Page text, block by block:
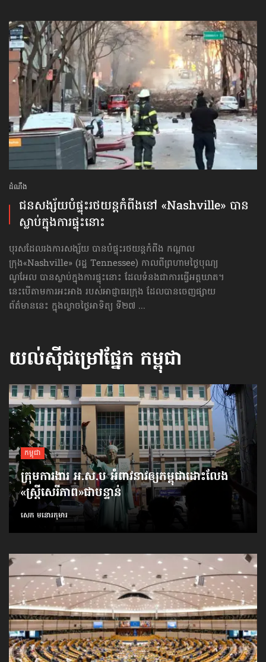
ដំណឹង
ជនសង្ស័យបំផ្ទុះ​រថយន្ដកំពីងនៅ «Nashville» បាន
ស្លាប់​ក្នុងការផ្ទុះនោះ
បុរសដែលរងការសង្ស័យ បានបំផ្ទុះរថយន្ដកំពីង កណ្ដាល
ក្រុង«Nashville» (រដ្ឋ Tennessee) កាលពីព្រហាម​ថ្ងៃបុណ្យ​
ណូអែល បានស្លាប់​ក្នុងការផ្ទុះនោះ ដែលទំនងជាការធ្វើអត្តឃាត។
នេះបើតាមការអះអាង របស់អាជ្ញាធរក្រុង ដែលបានចេញផ្សាយ
ព័ត៌មាននេះ ក្នុងល្ងាចថ្ងៃអាទិត្យ ទី២៧ ...
យល់ស៊ីជម្រៅផ្នែក កម្ពុជា
កម្ពុជា
ក្រុមការងារ អ.ស.ប អំពាវនាវ​ឲ្យកម្ពុជា​ដោះលែង​
«ស្ត្រីសេរីភាព»​ជាបន្ទាន់
សេក មនោរកុមារ